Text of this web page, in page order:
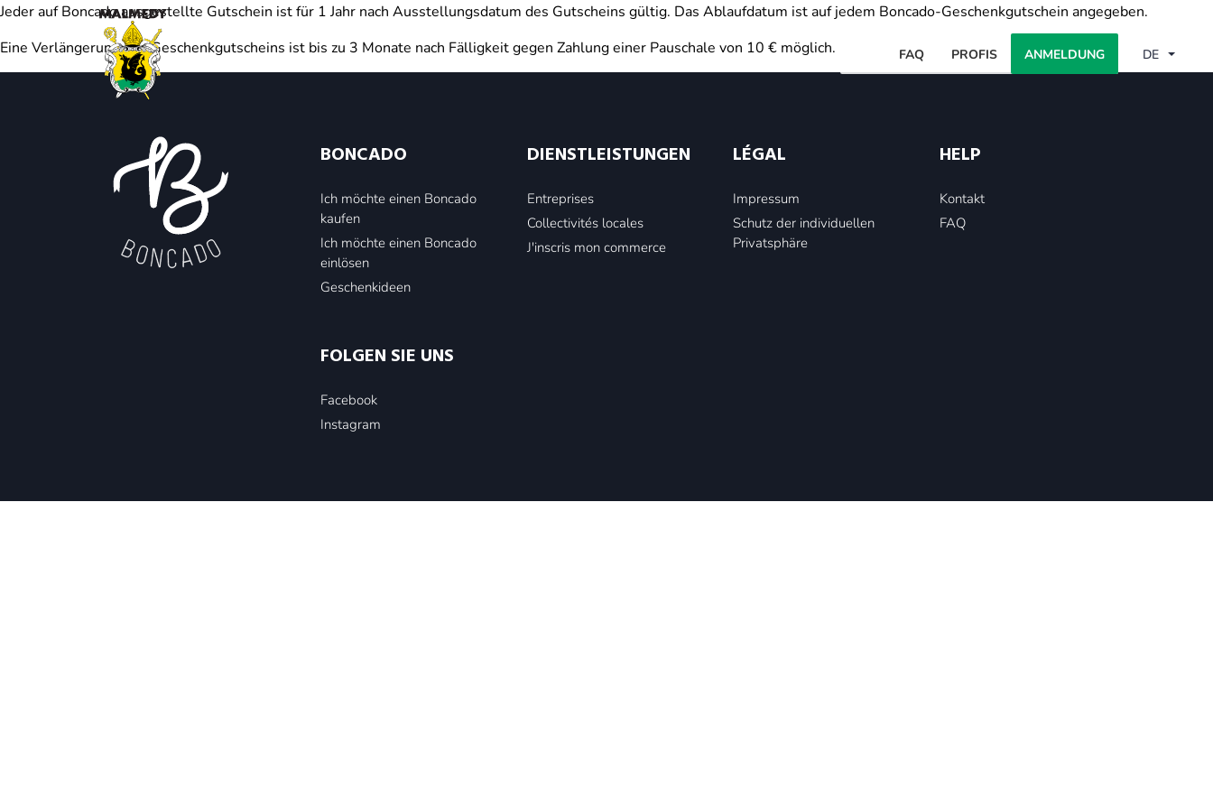
DE
FAQ PROFIS ANMELDUNG
Jeder auf Boncado ausgestellte Gutschein ist für 1 Jahr nach Ausstellungsdatum des Gutscheins gültig. Das Ablaufdatum ist auf jedem Boncado-Geschenkgutschein angegeben.
Eine Verlängerung des Geschenkgutscheins ist bis zu 3 Monate nach Fälligkeit gegen Zahlung einer Pauschale von 10 € möglich.
BONCADO
Ich möchte einen Boncado
kaufen
Ich möchte einen Boncado
einlösen
Geschenkideen
DIENSTLEISTUNGEN
Entreprises
Collectivités locales
J'inscris mon commerce
LÉGAL
Impressum
Schutz der individuellen
Privatsphäre
HELP
Kontakt
FAQ
FOLGEN SIE UNS
Facebook
Instagram